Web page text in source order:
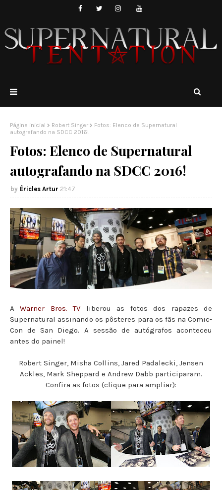
Página inicial Robert Singer
Fotos: Elenco de Supernatural
autografando na SDCC 2016!
Fotos: Elenco de Supernatural
autografando na SDCC 2016!
Éricles Artur 21:47
AWarner Bros. TV liberou as fotos dos rapazes de
Supernatural assinando os pôsteres para os fãs na Comic-
Con de San Diego. A sessão de autógrafos aconteceu
antes do painel!
Robert Singer, Misha Collins, Jared Padalecki, Jensen
Ackles, Mark Sheppard e Andrew Dabb participaram.
Confira as fotos (clique para ampliar):